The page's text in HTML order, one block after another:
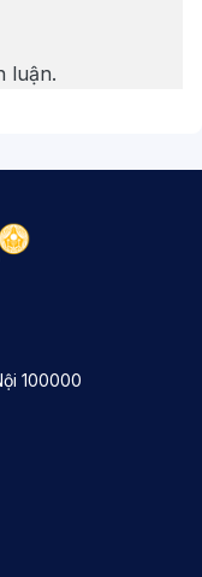
luận.
100000